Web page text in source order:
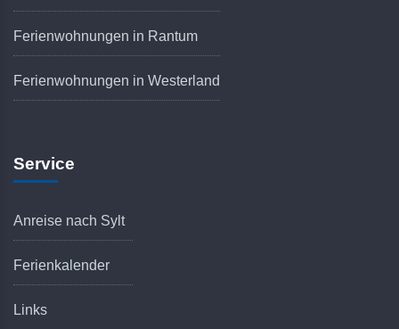
Ferienwohnungen in Rantum
Ferienwohnungen in Westerland
Service
Anreise nach Sylt
Ferienkalender
Links